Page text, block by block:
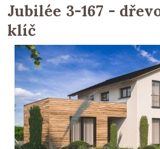
Jubilée 3-167 -
klíč